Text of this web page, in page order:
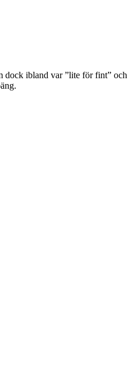
dock ibland var ”lite för fint” och